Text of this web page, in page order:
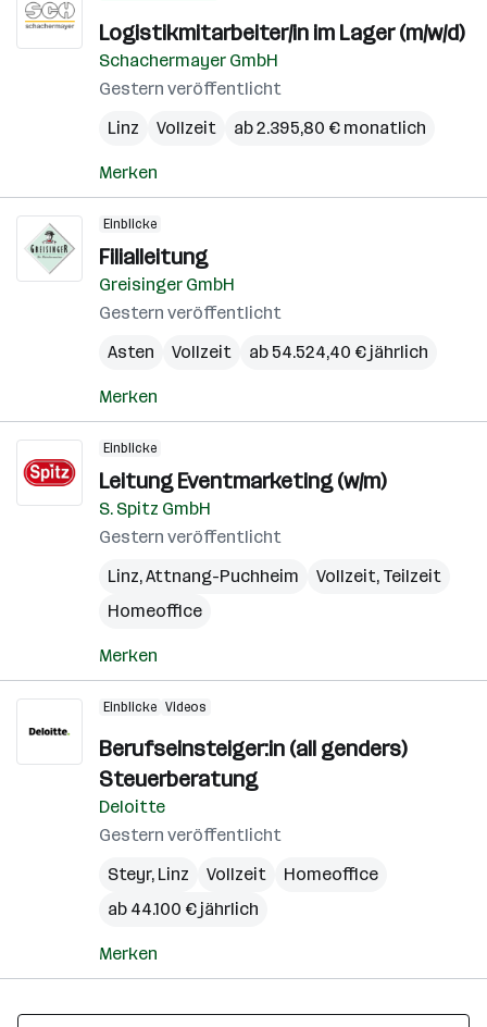
Logistikmitarbeiter/in im Lager (m/w/d)
Schachermayer GmbH
Gestern veröffentlicht
Linz
Vollzeit ab 2.395,80 € monatlich
Merken
Einblicke
Filialleitung
Greisinger GmbH
Gestern veröffentlicht
Asten
Vollzeit ab 54.524,40 € jährlich
Merken
Einblicke
Leitung Eventmarketing (w/m)
S. Spitz GmbH
Gestern veröffentlicht
Linz,Attnang-Puchheim
Vollzeit, Teilzeit
Homeoffice
Merken
Einblicke Videos
Berufseinsteiger:in (all genders)
Steuerberatung
Deloitte
Gestern veröffentlicht
Steyr, Linz Vollzeit
Homeoffice
ab 44.100 € jährlich
Merken